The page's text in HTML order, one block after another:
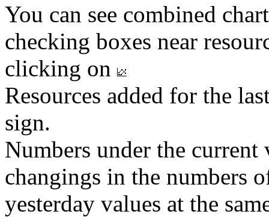
You can see combined
checking boxes near
clicking on
Resources added for the
sign.
Numbers under the
changings in the numbers
yesterday values at the